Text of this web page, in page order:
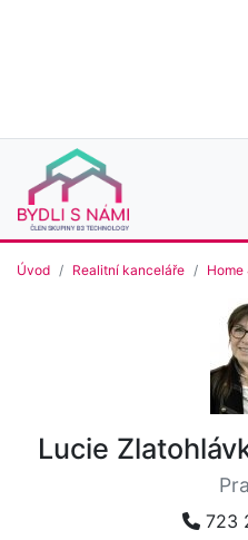
Úvod Realitní kanceláře Home
Lucie
723